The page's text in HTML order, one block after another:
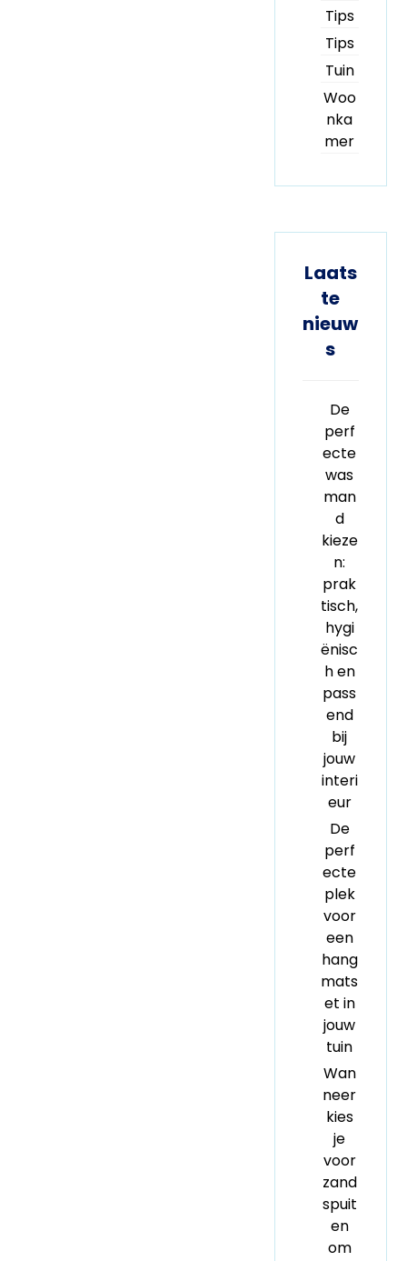
Tips
Tips
Tuin
Woo
nka
mer
Laats
te
nieuw
s
De
perf
ecte
was
man
d
kieze
n:
prak
tisch,
hygi
ënisc
h en
pass
end
bij
jouw
interi
eur
De
perf
ecte
plek
voor
een
hang
mats
et in
jouw
tuin
Wan
neer
kies
je
voor
zand
spuit
en
om